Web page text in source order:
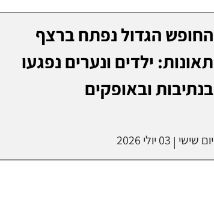
החופש הגדול נפתח ברצף
תאונות: ילדים ונערים נפגעו
בנתיבות ובאופקים
יום שישי | 03 יולי 2026